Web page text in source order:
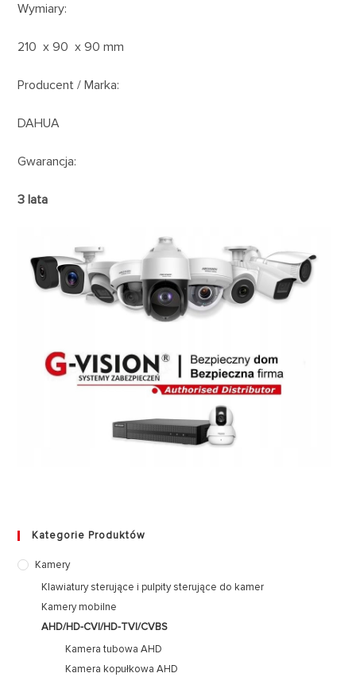
Wymiary:
210 x 90 x 90 mm
Producent / Marka:
DAHUA
Gwarancja:
3 lata
Kategorie Produktów
Kamery
Klawiatury sterujące i pulpity sterujące do kamer
Kamery mobilne
AHD/HD-CVI/HD-TVI/CVBS
Kamera tubowa AHD
Kamera kopułkowa AHD